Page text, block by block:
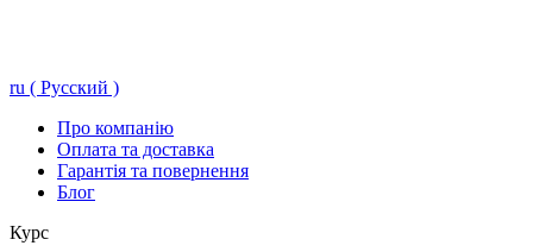
ru ( Русский )
Про компанію
Оплата та доставка
Гарантія та повернення
Блог
Курс